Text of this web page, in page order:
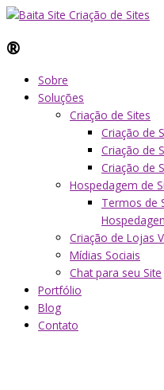
®
Sobre
Soluções
Criação de Sites
Criação de
Criação de
Criação de
Hospedagem de
Termos de
Criação de Lojas
Mídias Sociais
Chat para seu Site
Portfólio
Blog
Contato